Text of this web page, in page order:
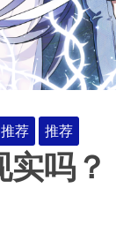
荐 推荐
吗？